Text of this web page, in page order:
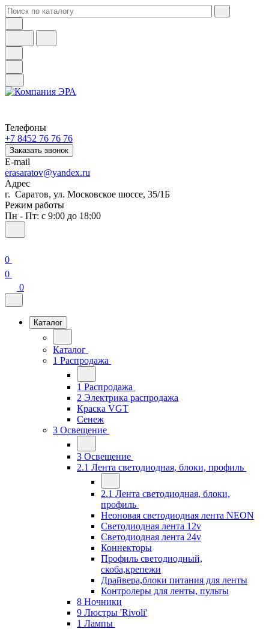
Телефоны
+7 8452 76 76 76
Заказать звонок
E-mail
erasaratov@yandex.ru
Адрес
г. Саратов, ул. Московское шоссе, 35/1Б
Режим работы
Пн - Пт: с 9:00 до 18:00
0
0
0
Каталог
Каталог
1 Распродажа
1 Распродажа
2 Электрика распродажа
Краска VGT
Сенеж
3 Освещение
3 Освещение
2.1 Лента светодиодная, блоки, профиль
2.1 Лента светодиодная, блоки,
профиль
Неоновая светодиодная лента NEON
Светодиодная лента 12v
Светодиодная лента 24v
Коннекторы
Профиль светодиодный,
скоба,крепежи
Драйвера,блоки питания для ленты
Контролеры для ленты, пульты
8 Ночники
9 Люстры 'Rivoli'
1 Лампы